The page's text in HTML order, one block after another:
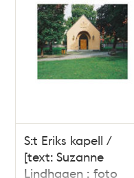
S:t Eriks kapell /
[text: Suzanne
Lindhagen ; foto